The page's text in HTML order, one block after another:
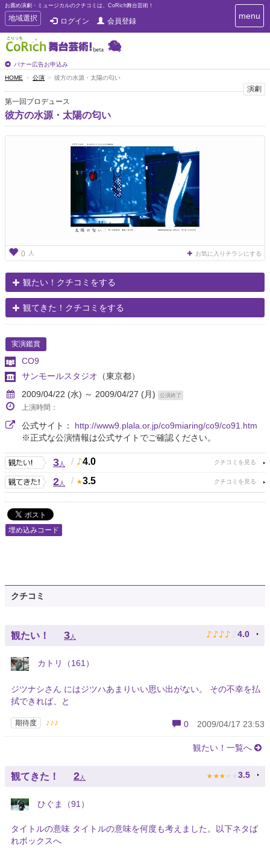
お薦め演劇・ミュージカルのクチコミは、CoRich舞台芸術！
T
o
g
g
e
n
a
v
i
g
地域選択 ログイン 会員登録
バナー広告お申込み
T
o
i
g
menu
HOME 公演 彼方の水源・太陽の匂い
演劇
第一回プロデュース
彼方の水源・太陽の匂い
0 人 お気に入りチラシにする
観たい！クチコミをする
観てきた！クチコミをする
実演鑑賞
CO9
サンモールスタジオ （東京都）
2009/04/22 (水) ～ 2009/04/27 (月)
公演終了
上演時間：
公式サイト： http://www9.plala.or.jp/co9miaring/co9/co91.htm
※正式な公演情報は公式サイトでご確認ください。
3人 / 4.0
2人 / 3.5
埋め込みコード
クチコミ
観たい！ 3人 ♪ ♪ ♪ ♪ ♪ 4.0
カトリ（161）
ジツナシさん にはジツハあまりいい思い出がない。 その不幸を払
拭できれば、と
期待度 ♪♪♪ 0 2009/04/17 23:53
観たい！一覧へ
観てきた！ 2 人 ★ ★ ★ ★ ★ 3.5
ひぐま（91）
タイトルの意味 タイトルの意味を何度も考えました。以下ネタば
れボックスへ